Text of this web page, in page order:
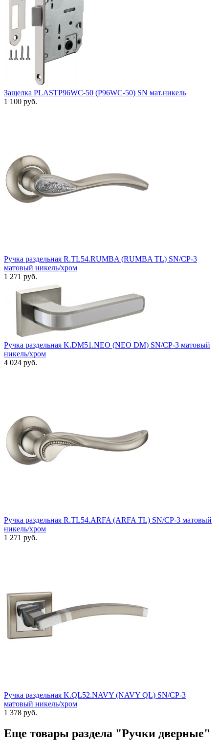
Защелка PLASTP96WC-50 (P96WC-50) SN мат.никель
1 100 руб.
Ручка раздельная R.TL54.RUMBA (RUMBA TL) SN/CP-3
матовый никель/хром
1 271 руб.
Ручка раздельная K.DM51.NEO (NEO DM) SN/CP-3 матовый
никель/хром
4 024 руб.
Ручка раздельная R.TL54.ARFA (ARFA TL) SN/CP-3 матовый
никель/хром
1 271 руб.
Ручка раздельная K.QL52.NAVY (NAVY QL) SN/CP-3
матовый никель/хром
1 378 руб.
Еще товары раздела "Ручки дверные"